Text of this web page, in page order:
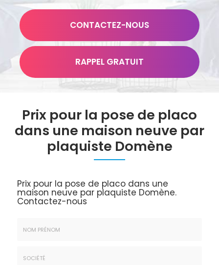
CONTACTEZ-NOUS
RAPPEL GRATUIT
Prix pour la pose de placo
dans une maison neuve par
plaquiste Domène
Prix pour la pose de placo dans une
maison neuve par plaquiste Domène.
Contactez-nous